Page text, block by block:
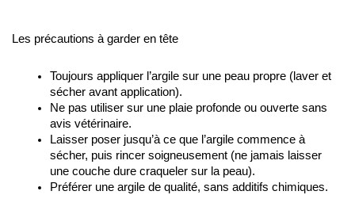
Les précautions à garder en tête
Toujours appliquer l’argile sur une peau propre (laver et
sécher avant application).
Ne pas utiliser sur une plaie profonde ou ouverte sans
avis vétérinaire.
Laisser poser jusqu’à ce que l’argile commence à
sécher, puis rincer soigneusement (ne jamais laisser
une couche dure craqueler sur la peau).
Préférer une argile de qualité, sans additifs chimiques.